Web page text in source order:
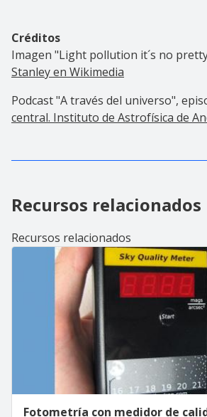
Créditos
Imagen "Light pollution it´s no
Stanley en Wikimedia
Podcast "A través del universo",
central. Instituto de Astrofísica de
Recursos relacionados
Recursos relacionados
Fotometría con medidor de